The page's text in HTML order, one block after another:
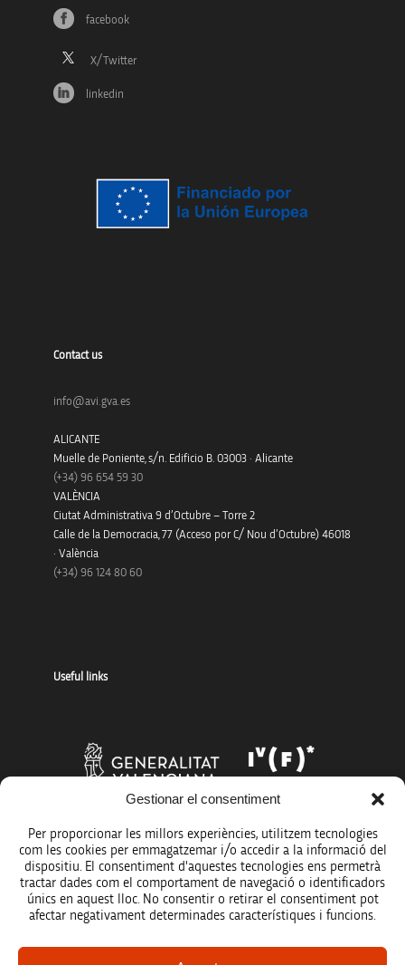
Gestionar el consentiment
Per proporcionar les millors experiències, utilitzem tecnologies
com les cookies per emmagatzemar i/o accedir a la informació del
dispositiu. El consentiment d'aquestes tecnologies ens permetrà
tractar dades com el comportament de navegació o identificadors
únics en aquest lloc. No consentir o retirar el consentiment pot
afectar negativament determinades característiques i funcions.
facebook
linkedin
Contact us
info@avi.gva.es
ALICANTE
Muelle de Poniente, s/n. Edificio B. 03003 · Alicante
(+34) 96 654 59 30
VALÈNCIA
Ciutat Administrativa 9 d’Octubre – Torre 2
Calle de la Democracia, 77 (Acceso por C/ Nou d’Octubre) 46018
· València
(+34) 96 124 80 60
Useful links
Legal notice